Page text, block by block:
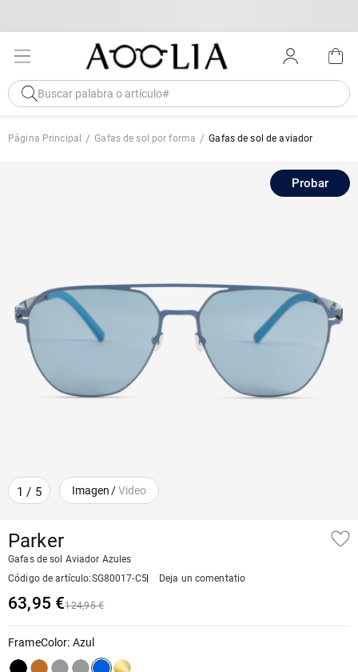
Página Principal Gafas de sol por forma Gafas de sol de aviador
1 / 5 Imagen /Video
Probar
Parker
Gafas de sol Aviador Azules
Código de artículo:SG80017-C5 Deja un comentatio
63,95 €124,95 €
FrameColor: Azul